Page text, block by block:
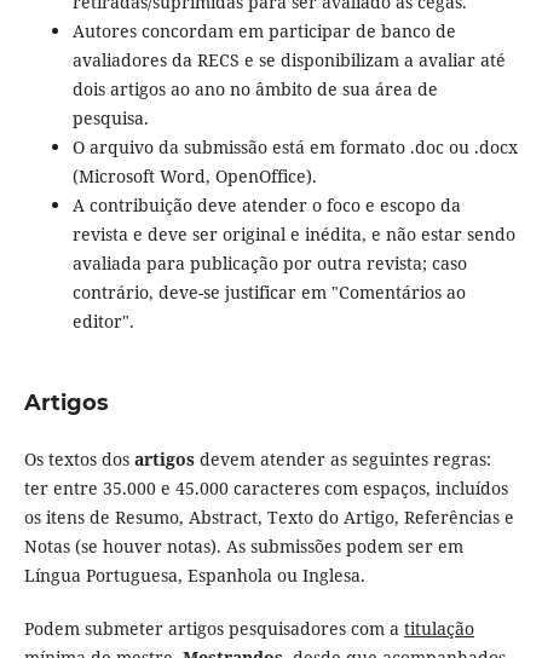
Autores concordam em participar de banco de
avaliadores da RECS e se disponibilizam a avaliar até
dois artigos ao ano no âmbito de sua área de
pesquisa.
O arquivo da submissão está em formato .doc ou .docx
(Microsoft Word, OpenOffice).
A contribuição deve atender o foco e escopo da
revista e deve ser original e inédita, e não estar sendo
avaliada para publicação por outra revista; caso
contrário, deve-se justificar em "Comentários ao
editor".
Artigos
Os textos dos artigosdevem atender as seguintes regras:
ter entre 35.000 e 45.000 caracteres com espaços, incluídos
os itens de Resumo, Abstract, Texto do Artigo, Referências e
Notas (se houver notas). As submissões podem ser em
Língua Portuguesa, Espanhola ou Inglesa.
Podem submeter artigos pesquisadores com a titulação